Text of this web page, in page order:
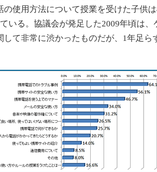
使用方法について授業を受けた子供
いる。協議会が発足した2009年頃は、
して非常に渋かったものだが、1年足ら